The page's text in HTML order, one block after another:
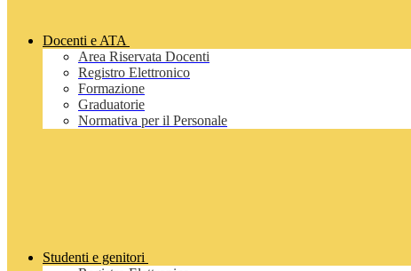
Docenti e ATA
Area Riservata Docenti
Registro Elettronico
Formazione
Graduatorie
Normativa per il Personale
Studenti e genitori